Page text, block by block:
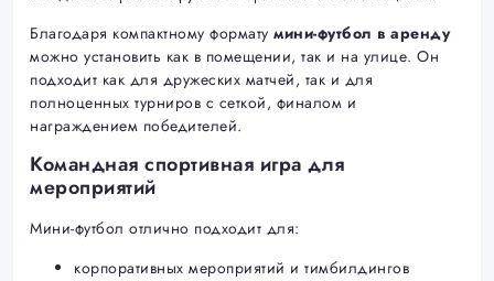
Благодаря компактному формату мини-футбол в аренду
можно установить как в помещении, так и на улице. Он
подходит как для дружеских матчей, так и для
полноценных турниров с сеткой, финалом и
награждением победителей.
Командная спортивная игра для
мероприятий
Мини-футбол отлично подходит для:
корпоративных мероприятий и тимбилдингов